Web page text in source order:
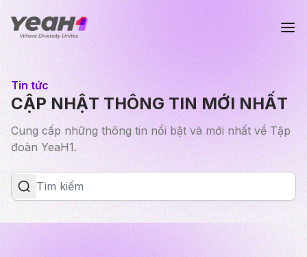
Tin tức
CẬP NHẬT THÔNG TIN MỚI NHẤT
Cung cấp những thông tin nổi bật và mới nhất về Tập
đoàn YeaH1.